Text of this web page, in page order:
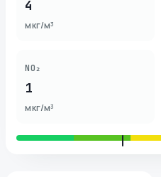
4
мкг/м³
NO₂
1
мкг/м³